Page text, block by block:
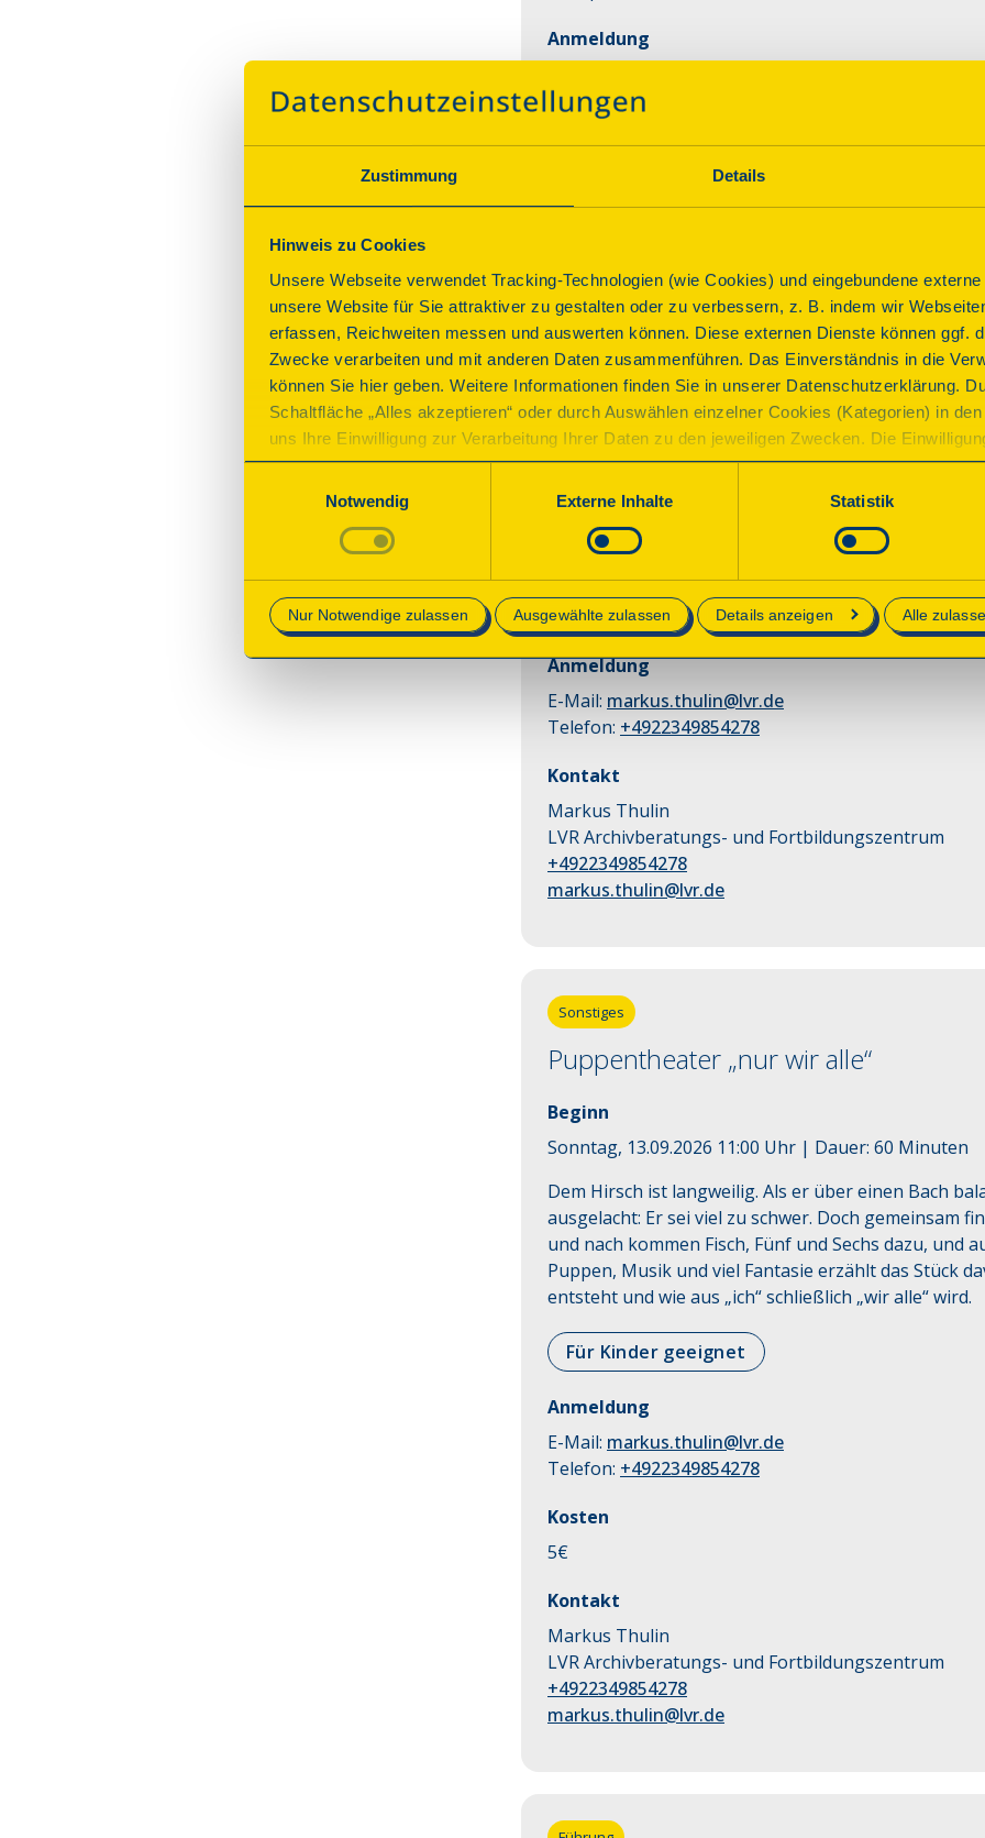
Zustimmung Details
Hinweis zu Cookies
Unsere Webseite verwendet Tracking-Technologien (wie Cookies) und eingebundene
unsere Website für Sie attraktiver zu gestalten oder zu verbessern, z. B. indem wir
erfassen, Reichweiten messen und auswerten können. Diese externen Dienste können ggf.
Zwecke verarbeiten und mit anderen Daten zusammenführen. Das Einverständnis in die
können Sie hier geben. Weitere Informationen finden Sie in unserer Datenschutzerklärung.
Schaltfläche „Alles akzeptieren“ oder durch Auswählen einzelner Cookies (Kategorien) in
uns Ihre Einwilligung zur Verarbeitung Ihrer Daten zu den jeweiligen Zwecken. Die
des Onlineangebots nicht erforderlich und kann jederzeit aktualisiert oder widerrufen
mit „Speichern“ bestätigen, werden nur essenzielle Cookies auf der Webseite gesetzt, die
Notwendig
Externe Inhalte Statistik
Nur Notwendige zulassen Ausgewählte zulassen Details anzeigen Alle
Anmeldung
Telefon:+4922349854278
Kontakt
LVR Archivberatungs- und Fortbildungszentrum
Führung
Führung Abtei Brauweiler
Sonntag, 13.09.2026 14:00 Uhr
| Dauer:60
Überblickführung durch die ehemalige Abtei
Anmeldung
E-Mail: markus.thulin@lvr.de
Telefon: +4922349854278
Kontakt
Markus Thulin
LVR Archivberatungs- und Fortbildungszentrum
+4922349854278
markus.thulin@lvr.de
Sonstiges
Puppentheater „nur wir alle“
Beginn
Sonntag, 13.09.2026 11:00 Uhr | Dauer: 60 Minuten
Dem Hirsch ist langweilig. Als er über einen Bach
ausgelacht: Er sei viel zu schwer. Doch gemeinsam
und nach kommen Fisch, Fünf und Sechs dazu, und
Puppen, Musik und viel Fantasie erzählt das Stück
entsteht und wie aus „ich“ schließlich „wir alle“ wird.
Für Kinder geeignet
Anmeldung
E-Mail: markus.thulin@lvr.de
Telefon: +4922349854278
Kosten
5€
Kontakt
Markus Thulin
LVR Archivberatungs- und Fortbildungszentrum
+4922349854278
markus.thulin@lvr.de